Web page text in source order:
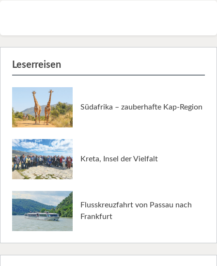
Leserreisen
Südafrika – zauberhafte Kap-Region
Kreta, Insel der Vielfalt
Flusskreuzfahrt von Passau nach
Frankfurt